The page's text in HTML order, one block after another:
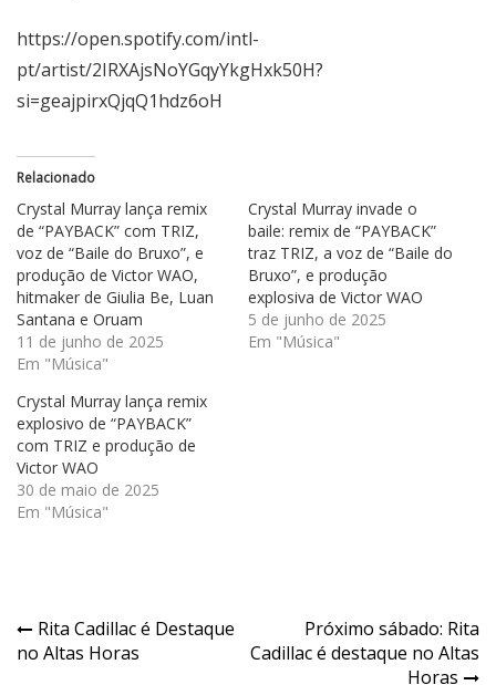
https://open.spotify.com/intl-
pt/artist/2IRXAjsNoYGqyYkgHxk50H?
si=geajpirxQjqQ1hdz6oH
Relacionado
Crystal Murray lança remix
de “PAYBACK” com TRIZ,
voz de “Baile do Bruxo”, e
produção de Victor WAO,
hitmaker de Giulia Be, Luan
Santana e Oruam
11 de junho de 2025
Em "Música"
Crystal Murray invade o
baile: remix de “PAYBACK”
traz TRIZ, a voz de “Baile do
Bruxo”, e produção
explosiva de Victor WAO
5 de junho de 2025
Em "Música"
Crystal Murray lança remix
explosivo de “PAYBACK”
com TRIZ e produção de
Victor WAO
30 de maio de 2025
Em "Música"
Navegação
de
Rita Cadillac é Destaque
no Altas Horas
Próximo sábado: Rita
Cadillac é destaque no Altas
Horas